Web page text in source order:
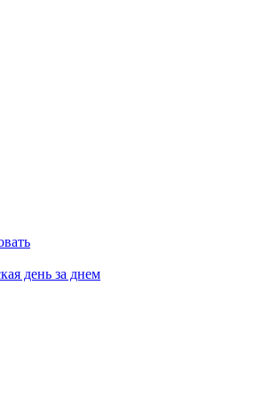
день за днем